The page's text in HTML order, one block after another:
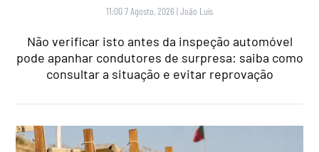
11:00 7 Agosto, 2026 |João Luís
Não verificar isto antes da inspeção automóvel
pode apanhar condutores de surpresa: saiba como
consultar a situação e evitar reprovação